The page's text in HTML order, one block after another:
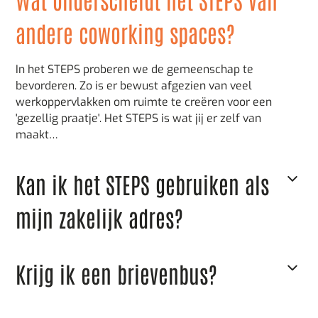
andere coworking spaces?
In het STEPS proberen we de gemeenschap te
bevorderen. Zo is er bewust afgezien van veel
werkoppervlakken om ruimte te creëren voor een
'gezellig praatje'. Het STEPS is wat jij er zelf van
maakt…
Kan ik het STEPS gebruiken als
mijn zakelijk adres?
gebruiken als representatief zakelijk adres. Een post-
en pakketdienst rondt het aanbod af. Dit bespreken we
Krijg ik een brievenbus?